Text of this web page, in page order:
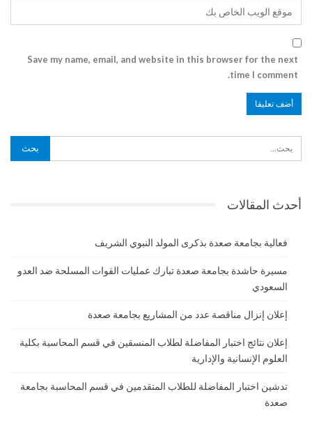
Save my name, email, and website in this browser for the next
time I comment.
أحدث المقالات
فعالية بجامعة صعدة بذكرى المولد النبوي الشريف
مسيرة حاشدة بجامعة صعدة تبارك عمليات القوات المسلحة ضد العدو
السعودي
إعلان إنزال مناقصة عدد من المشاريع بجامعة صعدة
إعلان نتائج اختبار المفاضلة لطلاب المنسقين في قسم المحاسبة بكلية
العلوم الإنسانية والإدارية
تدشين اختبار المفاضلة للطلاب المتقدمين في قسم المحاسبة بجامعة
صعدة